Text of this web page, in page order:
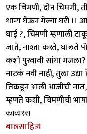
एक चिमणी, दोन चिमणी,
धान्य घेऊन गेल्या घरी ।।
घाई ?, चिमणी म्हणाली
जाते, नाश्ता करते, घालते
कशी पुरवावी सांगा
नाटकं नवी नाही, तुला
तिकडून आली आजीची नात,
म्हणते कशी, चिमणीची
काव्यरस
बालसाहित्य